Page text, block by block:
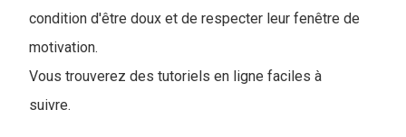
condition d'être doux et de respecter leur fenêtre de
motivation.
Vous trouverez des tutoriels en ligne faciles à
suivre.